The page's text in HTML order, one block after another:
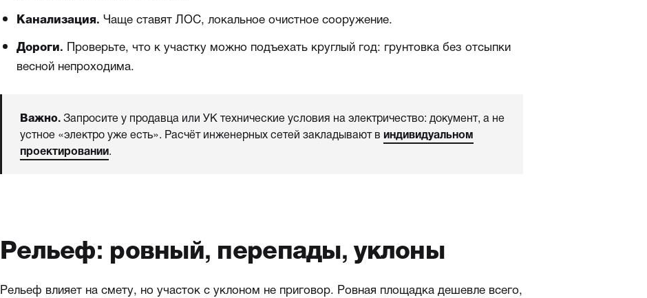
Канализация. Чаще ставят ЛОС, локальное очистное сооружение.
Дороги. Проверьте, что к участку можно подъехать круглый год: грунтовка без отсыпки
весной непроходима.
Важно.Запросите у продавца или УК технические условия на электричество: документ, а не
устное «электро уже есть». Расчёт инженерных сетей закладывают в индивидуальном
проектировании.
Рельеф: ровный, перепады, уклоны
Рельеф влияет на смету, но участок с уклоном не приговор. Ровная площадка дешевле всего,